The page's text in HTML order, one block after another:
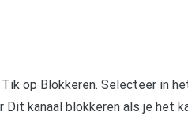
op Blokkeren. Selecteer in
kanaal blokkeren als je het